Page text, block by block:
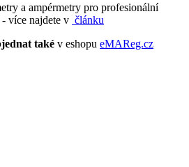
a ampérmetry pro profesionální
více najdete v článku
také v eshopu eMAReg.cz